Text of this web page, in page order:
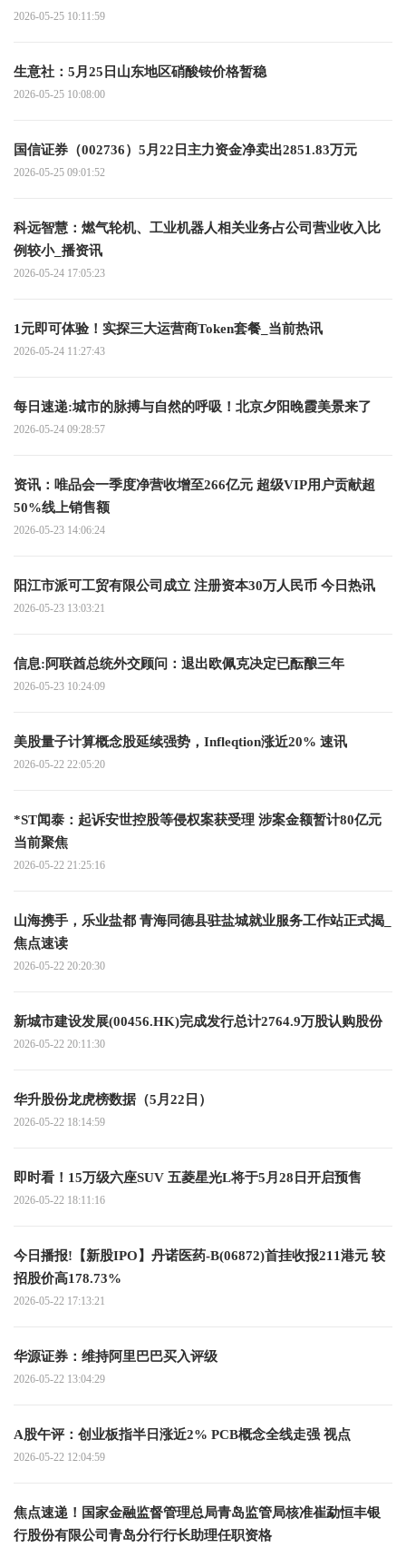
2026-05-25 10:11:59
生意社：5月25日山东地区硝酸铵价格暂稳
2026-05-25 10:08:00
国信证券（002736）5月22日主力资金净卖出2851.83万元
2026-05-25 09:01:52
科远智慧：燃气轮机、工业机器人相关业务占公司营业收入比
例较小_播资讯
2026-05-24 17:05:23
1元即可体验！实探三大运营商Token套餐_当前热讯
2026-05-24 11:27:43
每日速递:城市的脉搏与自然的呼吸！北京夕阳晚霞美景来了
2026-05-24 09:28:57
资讯：唯品会一季度净营收增至266亿元 超级VIP用户贡献超
50%线上销售额
2026-05-23 14:06:24
阳江市派可工贸有限公司成立 注册资本30万人民币 今日热讯
2026-05-23 13:03:21
信息:阿联酋总统外交顾问：退出欧佩克决定已酝酿三年
2026-05-23 10:24:09
美股量子计算概念股延续强势，Infleqtion涨近20% 速讯
2026-05-22 22:05:20
*ST闻泰：起诉安世控股等侵权案获受理 涉案金额暂计80亿元
当前聚焦
2026-05-22 21:25:16
山海携手，乐业盐都 青海同德县驻盐城就业服务工作站正式揭_
焦点速读
2026-05-22 20:20:30
新城市建设发展(00456.HK)完成发行总计2764.9万股认购股份
2026-05-22 20:11:30
华升股份龙虎榜数据（5月22日）
2026-05-22 18:14:59
即时看！15万级六座SUV 五菱星光L将于5月28日开启预售
2026-05-22 18:11:16
今日播报!【新股IPO】丹诺医药-B(06872)首挂收报211港元 较
招股价高178.73%
2026-05-22 17:13:21
华源证券：维持阿里巴巴买入评级
2026-05-22 13:04:29
A股午评：创业板指半日涨近2% PCB概念全线走强 视点
2026-05-22 12:04:59
焦点速递！国家金融监督管理总局青岛监管局核准崔勐恒丰银
行股份有限公司青岛分行行长助理任职资格